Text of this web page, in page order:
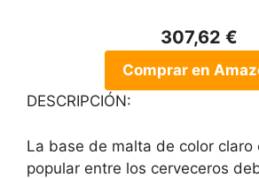
307,62 €
Comprar en
DESCRIPCIÓN:
La base de malta de color claro
popular entre los cerveceros